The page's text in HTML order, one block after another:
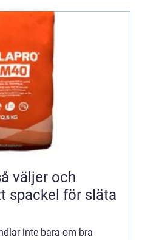
spackel för släta
inte bara om bra